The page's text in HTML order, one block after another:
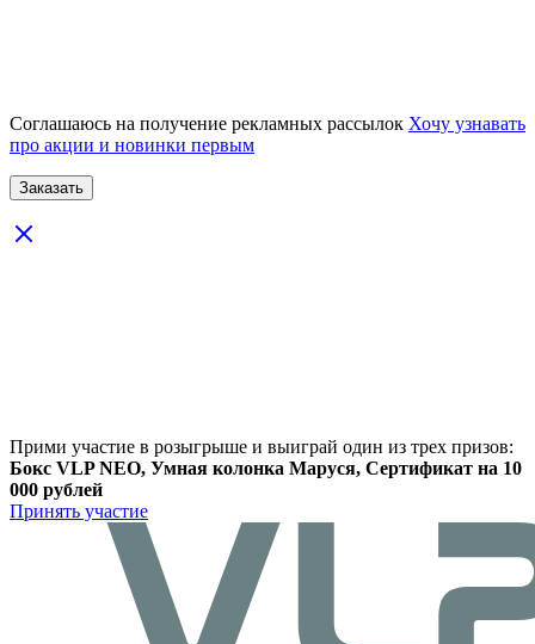
Соглашаюсь на получение рекламных рассылок Хочу узнавать
про акции и новинки первым
Прими участие в розыгрыше и выиграй один из трех призов:
Бокс VLP NEO, Умная колонка Маруся, Сертификат на 10
000 рублей
Принять участие